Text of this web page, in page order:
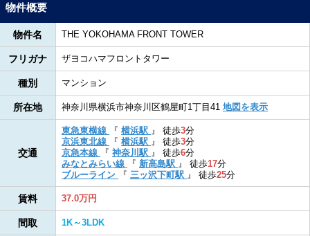
物件概要
物件名 THE YOKOHAMA FRONT TOWER
フリガナ ザヨコハマフロントタワー
種別 マンション
所在地 神奈川県横浜市神奈川区鶴屋町1丁目41 地図を表示
交通
東急東横線 『 横浜駅 』 徒歩3分
京浜東北線
『 横浜駅 』 徒歩3分
京急本線
『 神奈川駅 』 徒歩6分
みなとみらい線
『 新高島駅 』 徒歩17分
ブルーライン
『 三ッ沢下町駅 』 徒歩25分
賃料 37.0万円
間取 1K～3LDK